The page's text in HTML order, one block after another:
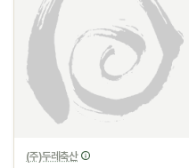
(주)두레축산